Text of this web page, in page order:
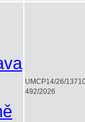
UMCP14/26/
492/2026